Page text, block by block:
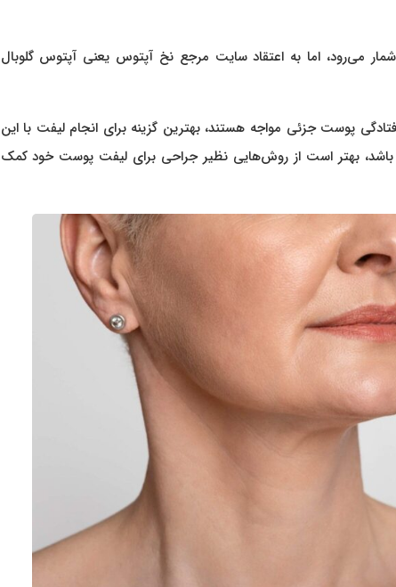
می‌رود، اما به اعتقاد سایت مرجع نخ آپتوس یعنی آپتوس گلوبال
خوب که با افتادگی پوست جزئی مواجه هستند، بهترین گزینه برای انجام لیفت با این
بهتر است از روش‌هایی نظیر جراحی برای لیفت پوست خود کمک